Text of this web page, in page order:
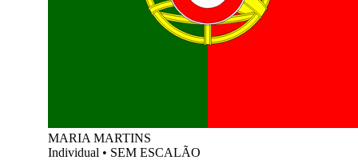
MARIA MARTINS
Individual • SEM ESCALÃO